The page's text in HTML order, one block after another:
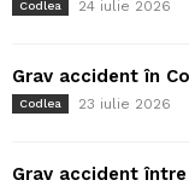
Codlea 24 iulie 2026
Grav accident în
Codlea 23 iulie 2026
Grav accident